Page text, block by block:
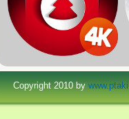
Copyright 2010 by